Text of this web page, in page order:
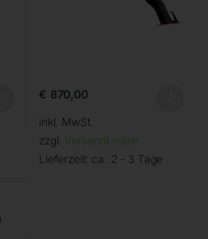
€ 870,00
inkl. MwSt.
zzgl. Versandkosten
Lieferzeit: ca. 2 - 3 Tage